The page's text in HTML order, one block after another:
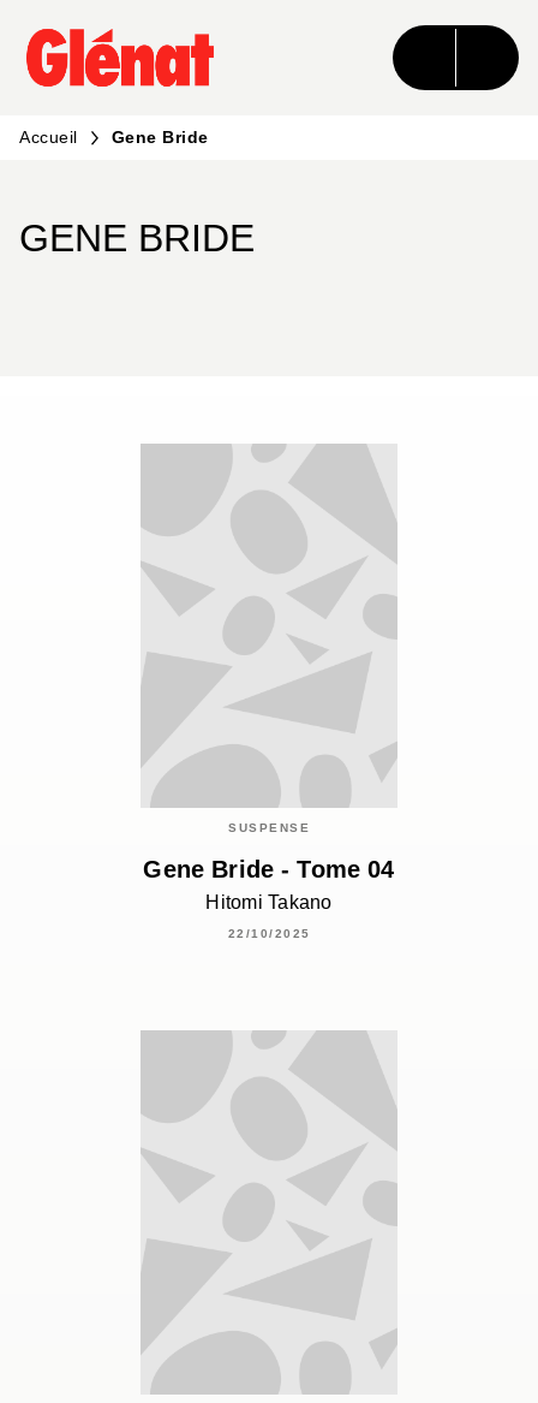
MENU RECHERCHE CONTENU
PIED DE PAGE
Accueil Gene Bride
GENE BRIDE
SUSPENSE
Gene Bride - Tome 04
Hitomi Takano
22/10/2025